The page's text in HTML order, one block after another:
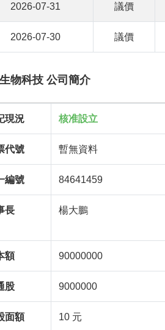
2026-07-31 議價
2026-07-30 議價
物科技 公司簡介
現況 核准設立
代號 暫無資料
編號 84641459
長 楊大鵬
額 90000000
股 9000000
面額 10 元